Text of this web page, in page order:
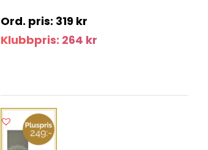
319 kr
Klubbpris: 264 kr